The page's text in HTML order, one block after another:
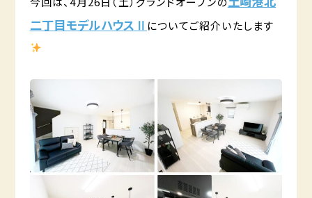
二丁目モデルハウスⅡ についてご紹介いたします